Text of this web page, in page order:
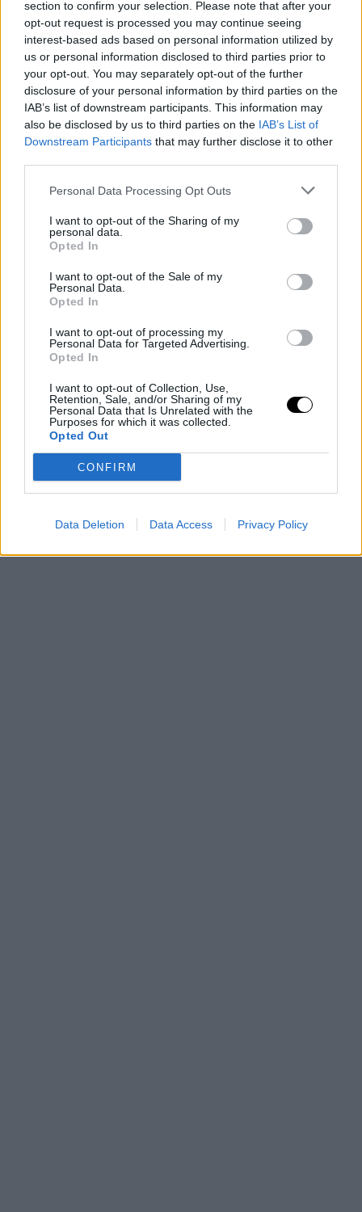
section to confirm your selection. Please note that after your
opt-out request is processed you may continue seeing
interest-based ads based on personal information utilized by
us or personal information disclosed to third parties prior to
your opt-out. You may separately opt-out of the further
disclosure of your personal information by third parties on the
IAB’s list of downstream participants. This information may
also be disclosed by us to third parties on the IAB’s List of
Downstream Participants that may further disclose it to other
Personal Data Processing Opt Outs
I want to opt-out of the Sharing of my
personal data.
Opted In
I want to opt-out of the Sale of my
Personal Data.
Opted In
I want to opt-out of processing my
Personal Data for Targeted Advertising.
Opted In
I want to opt-out of Collection, Use,
Retention, Sale, and/or Sharing of my
Personal Data that Is Unrelated with the
Purposes for which it was collected.
Opted Out
CONFIRM
Data Deletion Data Access Privacy Policy
Kispál, Quimby, Beton.Hofi és Dzsúdló is jön: ezek lesznek
a Művészetek Völgye legjobb koncertjei